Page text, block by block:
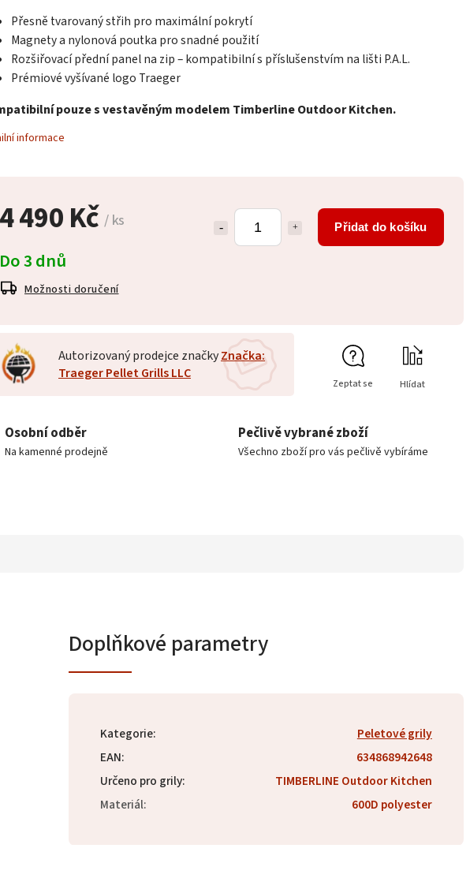
4 490 Kč/ ks Přidat do košíku
Do 3 dnů
Možnosti doručení
Přesně tvarovaný střih pro maximální pokrytí
Magnety a nylonová poutka pro snadné použití
Rozšiřovací přední panel na zip – kompatibilní s příslušenstvím na lišti P.A.L.
Prémiové vyšívané logo Traeger
pouze s vestavěným modelem Timberline Outdoor Kitchen.
informace
Autorizovaný prodejce značkyZnačka:
Traeger Pellet Grills LLC
Zeptat se Hlídat
Osobní odběr
Na kamenné prodejně
Pečlivě vybrané zboží
Všechno zboží pro vás pečlivě vybíráme
Doplňkové parametry
Kategorie:
Peletové grily
EAN:
634868942648
Určeno pro grily:
TIMBERLINE Outdoor Kitchen
Materiál: 600D polyester